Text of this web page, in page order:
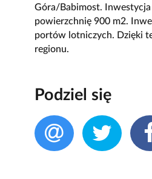
Góra/Babimost.
powierzchnię 900 m2.
portów lotniczych. Dzięki
regionu.
Podziel się